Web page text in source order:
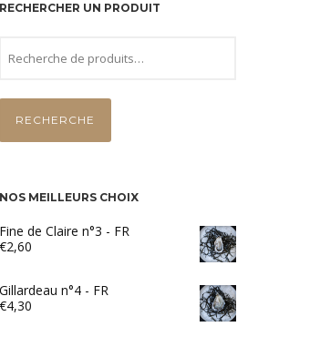
RECHERCHER UN PRODUIT
RECHERCHE
NOS MEILLEURS CHOIX
Fine de Claire n°3 - FR
€2,60
Gillardeau n°4 - FR
€4,30